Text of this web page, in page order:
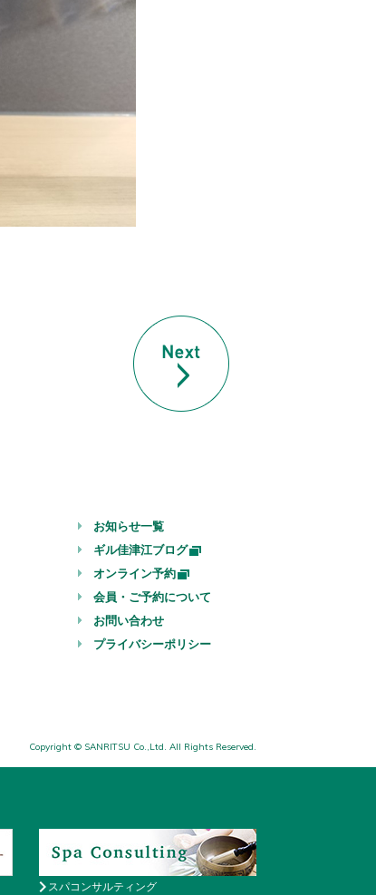
お知らせ一覧
ギル佳津江ブログ
オンライン予約
会員・ご予約について
お問い合わせ
プライバシーポリシー
Copyright © SANRITSU Co.,Ltd. All Rights Reserved.
スパコンサルティング